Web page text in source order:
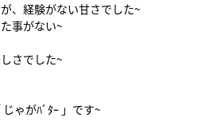
、経験がない甘さでした~
事がない~
さでした~
ゃがﾊﾞﾀｰ 」です~